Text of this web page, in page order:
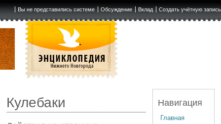
Вы не представились системе Обсуждение Вклад Создать учётную запись
Кулебаки Навигация
Главная